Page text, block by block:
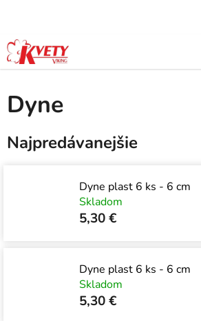
obsah
Domov / SEZÓNA
Dyne
Dyne
Najpredávanejšie
Dyne plast 6 ks - 6 cm
Skladom
5,30 €
Dyne plast 6 ks - 6 cm
Skladom
5,30 €